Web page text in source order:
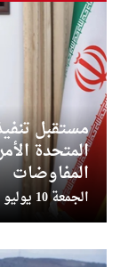
مستقبل
المتحدة
المفاوضات
الجمعة 10 يوليو 2026 - 14:45:58